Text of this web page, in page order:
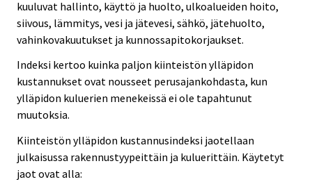
kuuluvat hallinto, käyttö ja huolto, ulkoalueiden hoito,
siivous, lämmitys, vesi ja jätevesi, sähkö, jätehuolto,
vahinkovakuutukset ja kunnossapitokorjaukset.
Indeksi kertoo kuinka paljon kiinteistön ylläpidon
kustannukset ovat nousseet perusajankohdasta, kun
ylläpidon kuluerien menekeissä ei ole tapahtunut
muutoksia.
Kiinteistön ylläpidon kustannusindeksi jaotellaan
julkaisussa rakennustyypeittäin ja kuluerittäin. Käytetyt
jaot ovat alla: